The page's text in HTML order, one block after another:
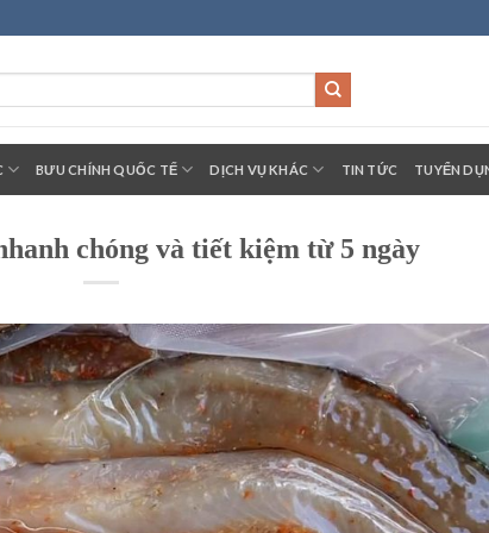
BƯU CHÍNH QUỐC TẾ DỊCH VỤ KHÁC TIN TỨC TUYỂN
chóng và tiết kiệm từ 5 ngày